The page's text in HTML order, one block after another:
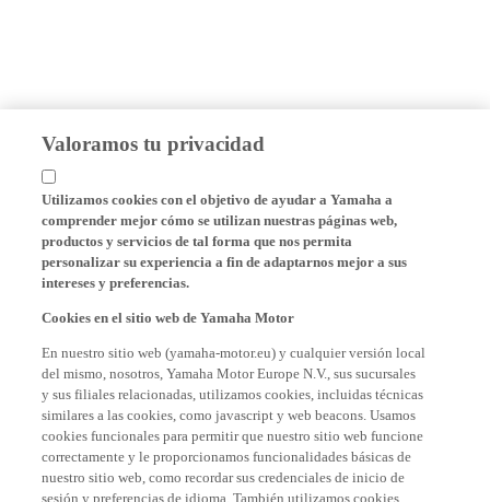
Valoramos tu privacidad
Utilizamos cookies con el objetivo de ayudar a Yamaha a
comprender mejor cómo se utilizan nuestras páginas web,
productos y servicios de tal forma que nos permita
personalizar su experiencia a fin de adaptarnos mejor a sus
intereses y preferencias.
Cookies en el sitio web de Yamaha Motor
En nuestro sitio web (yamaha-motor.eu) y cualquier versión local
del mismo, nosotros, Yamaha Motor Europe N.V., sus sucursales
y sus filiales relacionadas, utilizamos cookies, incluidas técnicas
similares a las cookies, como javascript y web beacons. Usamos
cookies funcionales para permitir que nuestro sitio web funcione
correctamente y le proporcionamos funcionalidades básicas de
nuestro sitio web, como recordar sus credenciales de inicio de
sesión y preferencias de idioma. También utilizamos cookies